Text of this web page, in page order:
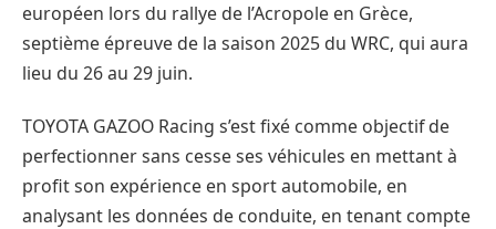
européen lors du rallye de l’Acropole en Grèce,
septième épreuve de la saison 2025 du WRC, qui aura
lieu du 26 au 29 juin.
TOYOTA GAZOO Racing s’est fixé comme objectif de
perfectionner sans cesse ses véhicules en mettant à
profit son expérience en sport automobile, en
analysant les données de conduite, en tenant compte